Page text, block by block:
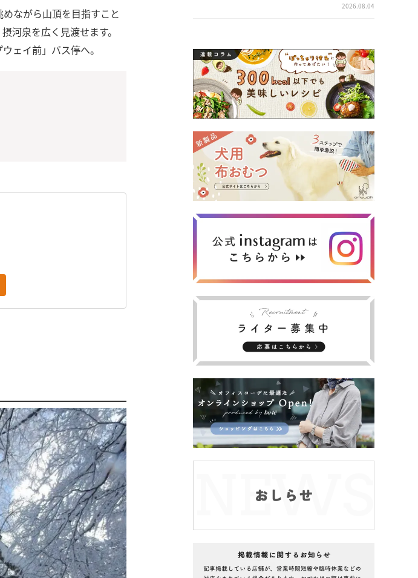
ながら山頂を目指すこと
河泉を広く見渡せます。
ェイ前」バス停へ。
2026.08.04